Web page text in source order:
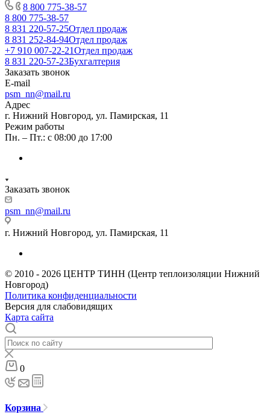
8 800 775-38-57
8 800 775-38-57
8 831 220-57-25Отдел продаж
8 831 252-84-94Отдел продаж
+7 910 007-22-21Отдел продаж
8 831 220-57-23Бухгалтерия
Заказать звонок
E-mail
psm_nn@mail.ru
Адрес
г. Нижний Новгород, ул. Памирская, 11
Режим работы
Пн. – Пт.: с 08:00 до 17:00
Заказать звонок
psm_nn@mail.ru
г. Нижний Новгород, ул. Памирская, 11
© 2010 - 2026 ЦЕНТР ТИНН (Центр теплоизоляции Нижний
Новгород)
Политика конфиденциальности
Версия для слабовидящих
Карта сайта
0
Корзина